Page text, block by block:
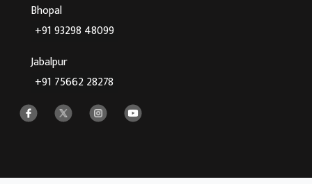
Bhopal
+91 93298 48099
Jabalpur
+91 75662 28278